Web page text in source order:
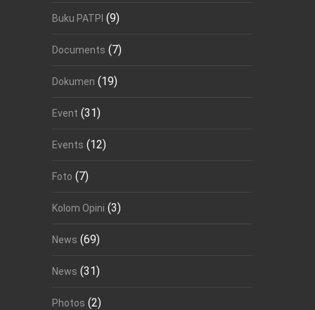
Buku PATPI (9)
Documents (7)
Dokumen (19)
Event (31)
Events (12)
Foto (7)
Kolom Opini (3)
News (69)
News (31)
Photos (2)